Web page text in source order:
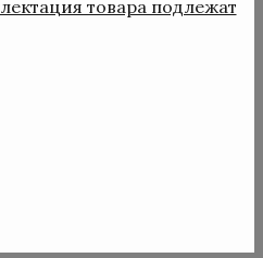
товара подлежат